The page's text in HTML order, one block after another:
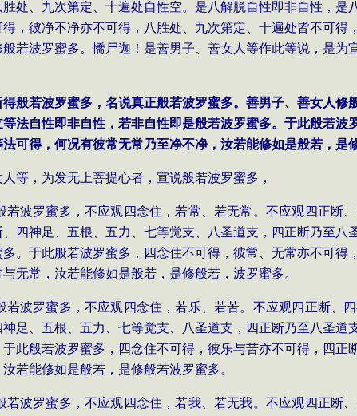
处、九次第定、十遍处自性空。是八解脱自性即非自性，
，彼净不净亦不可得，八胜处、九次第定、十遍处皆不可
若波罗蜜多。憍尸迦！是善男子、善女人等作此等说，是为
般若波罗蜜多，名说真正般若波罗蜜多。善男子、善女人
法自性即非自性，若非自性即是般若波罗蜜多。于此般若
可得，何况有彼常无常乃至净不净，汝若能修如是般若，是
等，为发无上菩提心者，宣说般若波罗蜜多，
若波罗蜜多，不应观四念住，若常、若无常。不应观四正断
四神足、五根、五力、七等觉支、八圣道支，四正断乃至
。于此般若波罗蜜多，四念住不可得，彼常、无常亦不可
无常，汝若能修如是般若，是修般若，波罗蜜多。
若波罗蜜多，不应观四念住，若乐、若苦。不应观四正断、
足、五根、五力、七等觉支、八圣道支，四正断乃至八圣
此般若波罗蜜多，四念住不可得，彼乐与苦亦不可得，四
若能修如是般若，是修般若波罗蜜多。
若波罗蜜多，不应观四念住，若我、若无我。不应观四正断